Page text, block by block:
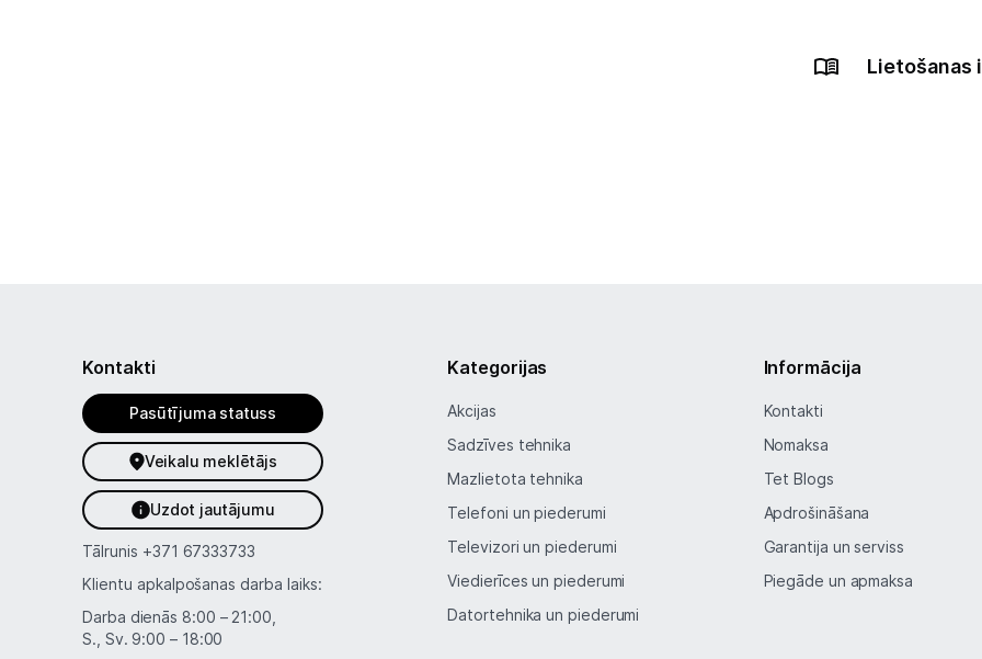
Lietošanas
Kontakti
Pasūtījuma statuss
Veikalu meklētājs
Uzdot jautājumu
Tālrunis +371 67333733
Klientu apkalpošanas darba laiks:
Darba dienās 8:00 – 21:00,
S., Sv. 9:00 – 18:00
Kategorijas
Akcijas
Sadzīves tehnika
Mazlietota tehnika
Telefoni un piederumi
Televizori un piederumi
Viedierīces un piederumi
Datortehnika un piederumi
Informācija
Kontakti
Nomaksa
Tet Blogs
Apdrošināšana
Garantija un serviss
Piegāde un apmaksa